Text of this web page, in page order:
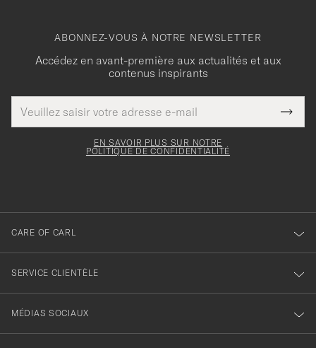
ABONNEZ-VOUS À NOTRE NEWSLETTER
Accédez en avant-première aux actualités et aux
contenus inspirants
de
courrier
Merci
pour
EN SAVOIR PLUS SUR NOTRE
POLITIQUE DE CONFIDENTIALITÉ
CARE OF CARL
SERVICE CLIENTÈLE
MÉDIAS SOCIAUX